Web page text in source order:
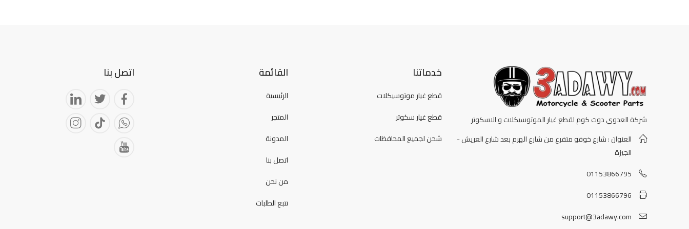
شركة العدوي دوت كوم لقطع غيار الموتوسيكلات و الاسكوتر
العنوان : شارع خوفو متفرع من شارع الهرم بعد شارع العريش -
الجيزة
01153866795
01153866796
support@3adawy.com
خدماتنا
قطع غيار موتوسيكلات
قطع غيار سكوتر
شحن لجميع المحافظات
القائمة
الرئيسية
المتجر
المدونة
اتصل بنا
من نحن
تتبع الطلبات
اتصل بنا